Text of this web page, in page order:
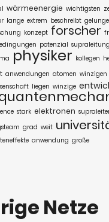
wärmeenergie wichtigsten
lange extrem beschreibt
konzept forscher
potenzial
physiker kollegen
anwendungen atomen winzigen
liegen winzige
stark elektronen
grad weit
anwendung große
Netze